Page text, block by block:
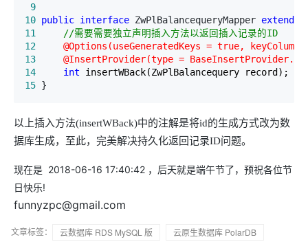
9
10 public interface ZwPlBalancequeryMapper extends
11
//需要需要独立声明插入方法以返回插入记录的
12
13
14
int
15 }
以上插入方法(insertWBack)中的注解是将id的生成方式改为数
据库生成，至此，完美解决持久化返回记录ID问题。
现在是 2018-06-16 17:40:42 ，后天就是端午节了，预祝各位节
日快乐!
funnyzpc@gmail.com
文章标签： 云数据库 RDS MySQL 版
云原生数据库 PolarDB